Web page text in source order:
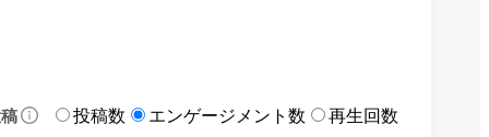
投稿数 エンゲージメント数 再生回数